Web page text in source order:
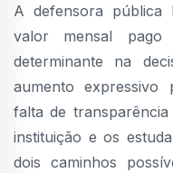
A defensora pública
valor mensal
determinante na
aumento expressivo
falta de
instituição e os
dois caminhos